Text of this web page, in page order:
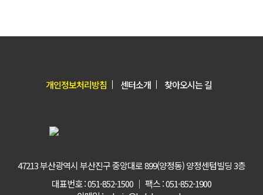
개인정보처리방침 센터소개 찾아오시는 길
47213 부산광역시 부산진구 중앙대로 899(양정동) 양정센텀빌딩 3층
대표번호 : 051-852-1500 │ 팩스 : 051-852-1900